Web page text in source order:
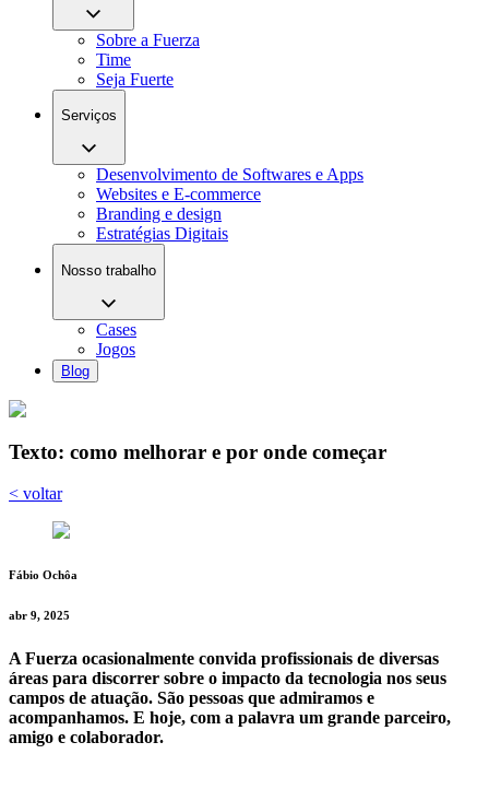
Sobre a Fuerza
Time
Seja Fuerte
Serviços
Desenvolvimento de Softwares e Apps
Websites e E-commerce
Branding e design
Estratégias Digitais
Nosso trabalho
Cases
Jogos
Blog
Texto: como melhorar e por onde começar
< voltar
Fábio Ochôa
abr 9, 2025
A Fuerza ocasionalmente convida profissionais de diversas
áreas para discorrer sobre o impacto da tecnologia nos seus
campos de atuação. São pessoas que admiramos e
acompanhamos. E hoje, com a palavra um grande parceiro,
amigo e colaborador.